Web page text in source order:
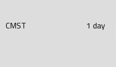
CMST 1 day